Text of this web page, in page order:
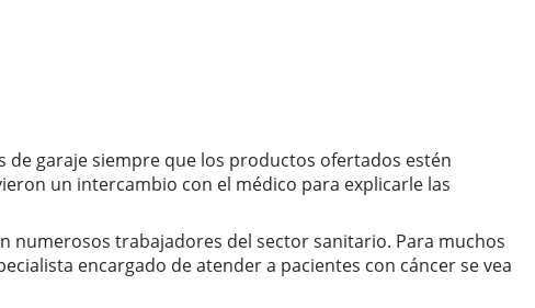
de garaje siempre que los productos ofertados estén
un intercambio con el médico para explicarle las
numerosos trabajadores del sector sanitario. Para muchos
encargado de atender a pacientes con cáncer se vea